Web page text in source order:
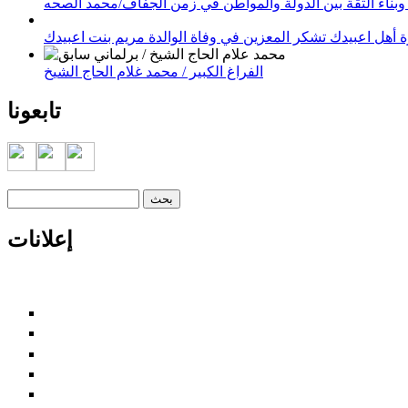
الثقة بين الدولة والمواطن في زمن الجفاف/محمد الصحه
أهل اعبيدك تشكر المعزين في وفاة الوالدة مريم بنت اعبيدك
الفراغ الكبير / محمد غلام الحاج الشيخ
تابعونا
إعلانات